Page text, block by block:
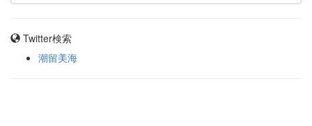
Twitter検索
潮留美海